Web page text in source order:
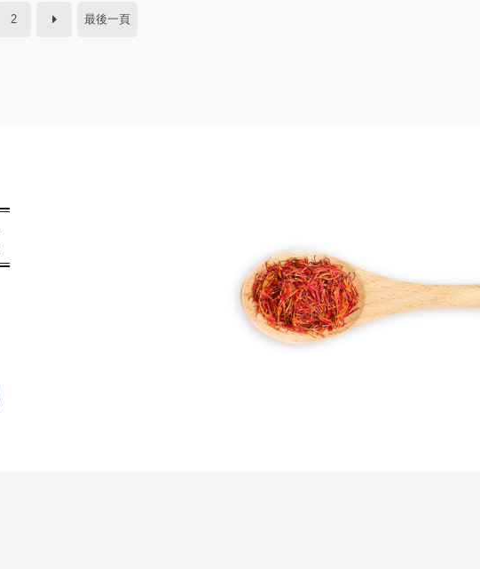
2 最後一頁